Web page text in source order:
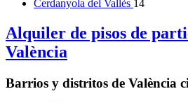
Cerdanyola del Vallès 14
Alquiler de pisos de
València
Barrios y distritos de València